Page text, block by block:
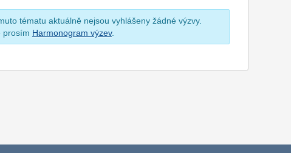
tématu aktuálně nejsou vyhlášeny žádné výzvy.
prosím Harmonogram výzev.